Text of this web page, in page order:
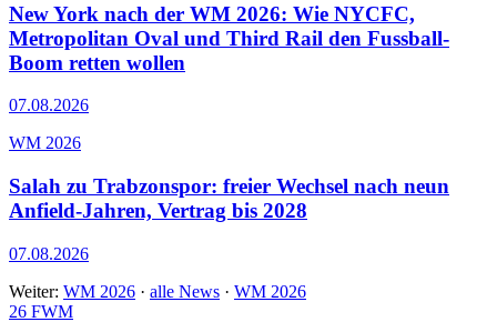
New York nach der WM 2026: Wie NYCFC,
Metropolitan Oval und Third Rail den Fussball-
Boom retten wollen
07.08.2026
WM 2026
Salah zu Trabzonspor: freier Wechsel nach neun
Anfield-Jahren, Vertrag bis 2028
07.08.2026
Weiter: WM 2026 · alle News · WM 2026
26 FWM